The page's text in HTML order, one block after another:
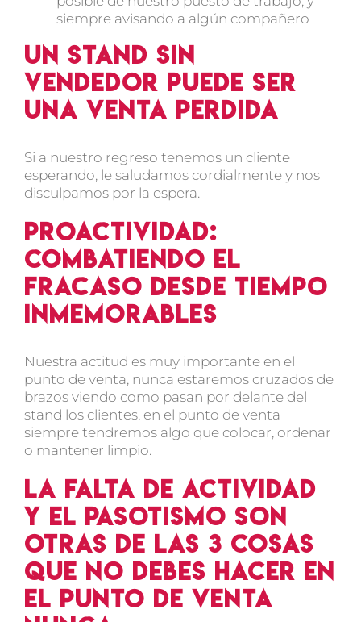
siempre avisando a algún compañero
Un stand sin
vendedor puede ser
una venta perdida
Si a nuestro regreso tenemos un cliente
esperando, le saludamos cordialmente y nos
disculpamos por la espera.
Proactividad:
combatiendo el
fracaso desde tiempo
inmemorables
Nuestra actitud es muy importante en el
punto de venta, nunca estaremos cruzados de
brazos viendo como pasan por delante del
stand los clientes, en el punto de venta
siempre tendremos algo que colocar, ordenar
o mantener limpio.
La falta de actividad
y el pasotismo son
otras de las 3 cosas
que no debes hacer en
el punto de venta